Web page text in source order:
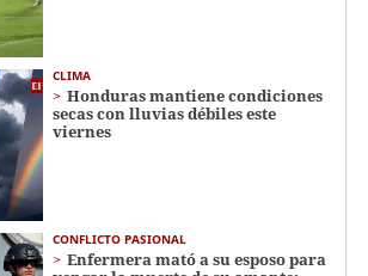
CLIMA
Honduras mantiene condiciones
secas con lluvias débiles este
viernes
CONFLICTO PASIONAL
Enfermera mató a su esposo para